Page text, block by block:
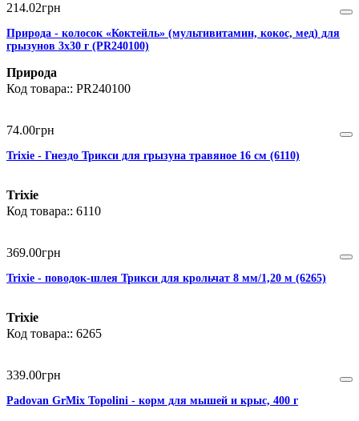
214.02грн
Природа - колосок «Коктейль» (мультивитамин, кокос, мед) для
грызунов 3х30 г (PR240100)
Природа
PR240100
74.00грн
Trixie - Гнездо Трикси для грызуна травяное 16 см (6110)
Trixie
6110
369.00грн
Trixie - поводок-шлея Трикси для крольчат 8 мм/1,20 м (6265)
Trixie
6265
339.00грн
Padovan GrMix Topolini - корм для мышей и крыс, 400 г